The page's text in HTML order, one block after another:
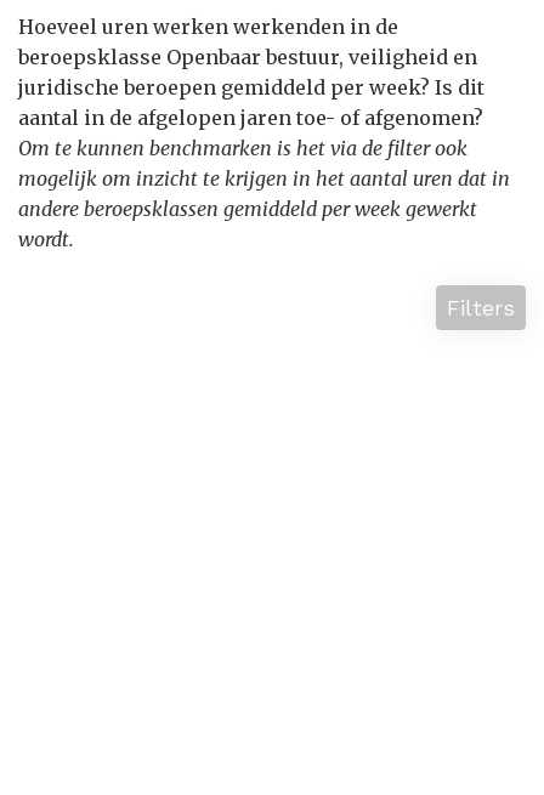
Hoeveel uren werken werkenden in de
beroepsklasse Openbaar bestuur, veiligheid en
juridische beroepen gemiddeld per week? Is dit
aantal in de afgelopen jaren toe- of afgenomen?
Om te kunnen benchmarken is het via de filter ook
mogelijk om inzicht te krijgen in het aantal uren dat in
andere beroepsklassen gemiddeld per week gewerkt
wordt.
Filters